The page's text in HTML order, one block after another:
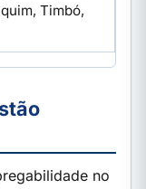
Timbó,
no